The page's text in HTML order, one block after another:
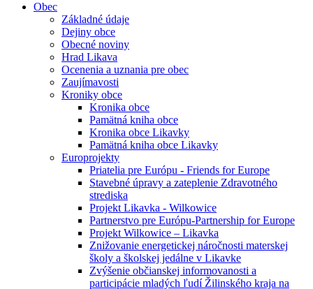
Obec
Základné údaje
Dejiny obce
Obecné noviny
Hrad Likava
Ocenenia a uznania pre obec
Zaujímavosti
Kroniky obce
Kronika obce
Pamätná kniha obce
Kronika obce Likavky
Pamätná kniha obce Likavky
Europrojekty
Priatelia pre Európu - Friends for Europe
Stavebné úpravy a zateplenie Zdravotného
strediska
Projekt Likavka - Wilkowice
Partnerstvo pre Európu-Partnership for Europe
Projekt Wilkowice – Likavka
Znižovanie energetickej náročnosti materskej
školy a školskej jedálne v Likavke
Zvýšenie občianskej informovanosti a
participácie mladých ľudí Žilinského kraja na